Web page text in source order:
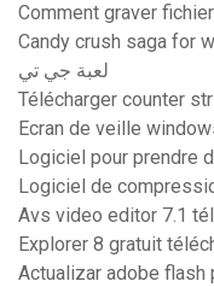
Comment graver
Candy crush saga for
لعبة جي تي
Télécharger counter
Ecran de veille
Logiciel pour prendre
Logiciel de
Avs video editor 7.1
Explorer 8 gratuit
Actualizar adobe flash